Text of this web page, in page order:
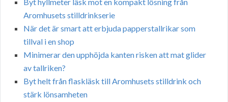
Aromhusets stilldrinkserie
När det är smart att erbjuda papperstallrikar som
tillval i en shop
Minimerar den upphöjda kanten risken att mat glider
av tallriken?
Byt helt från flaskläsk till Aromhusets stilldrink och
stärk lönsamheten